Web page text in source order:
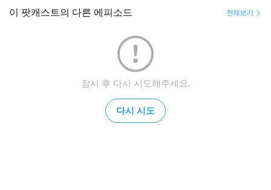
이 팟캐스트의 다른 에피소드 전체보기
잠시 후 다시 시도해주세요.
다시 시도